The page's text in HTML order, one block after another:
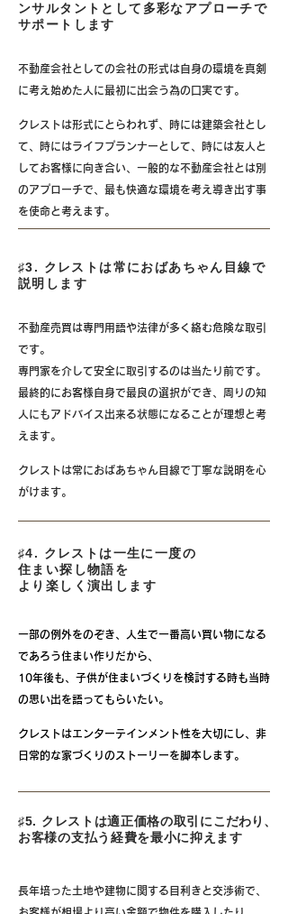
ンサルタントとして多彩なアプローチで
サポートします
不動産会社としての会社の形式は自身の環境を真剣
に考え始めた人に最初に出会う為の口実です。
クレストは形式にとらわれず、時には建築会社とし
て、時にはライフプランナーとして、時には友人と
してお客様に向き合い、一般的な不動産会社とは別
のアプローチで、最も快適な環境を考え導き出す事
を使命と考えます。
♯3. クレストは常におばあちゃん目線で
説明します
不動産売買は専門用語や法律が多く絡む危険な取引
です。
専門家を介して安全に取引するのは当たり前です。
最終的にお客様自身で最良の選択ができ、周りの知
人にもアドバイス出来る状態になることが理想と考
えます。
クレストは常におばあちゃん目線で丁寧な説明を心
がけます。
♯4. クレストは一生に一度の
住まい探し物語を
より楽しく演出します
一部の例外をのぞき、人生で一番高い買い物になる
であろう住まい作りだから、
10年後も、子供が住まいづくりを検討する時も当時
の思い出を語ってもらいたい。
クレストはエンターテインメント性を大切にし、非
日常的な家づくりのストーリーを脚本します。
♯5. クレストは適正価格の取引にこだわり 、
お客様の支払う経費を最小に抑えます
長年培った土地や建物に関する目利きと交渉術で、